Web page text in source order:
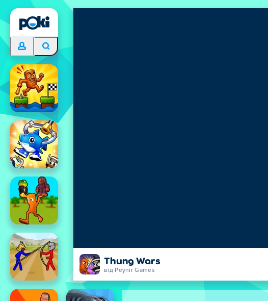
Thung Wars
від Peynir Games